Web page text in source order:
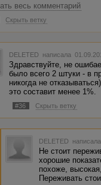
не идут (о чем я
новые
совсем уж свежие, то я,
дней в ваш профиль,
показателей ;)) Заранее
весь комментарий
Скрыть ветку
DELETED написала
Здравствуйте, не
было всего 2 штуки - в
никогда не
это составит менее 1%.
#36 Скрыть ветку
DELETED
Не стоит
хорошие
похоже,
Переживать